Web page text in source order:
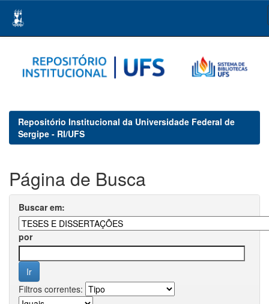
navigation
Repositório Institucional da Universidade Federal de
Sergipe - RI/UFS
Página de Busca
Buscar em:
por
Filtros correntes: